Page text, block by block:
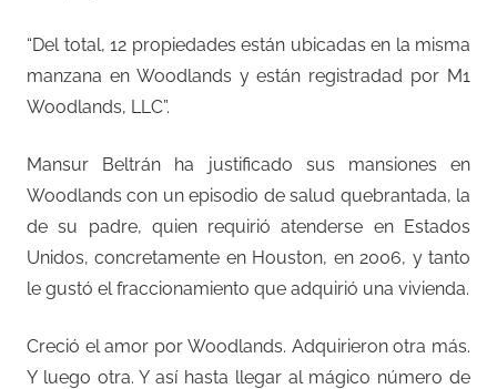
“Del total, 12 propiedades están ubicadas en la misma
manzana en Woodlands y están registradad por M1
Woodlands, LLC”.
Mansur Beltrán ha justificado sus mansiones en
Woodlands con un episodio de salud quebrantada, la
de su padre, quien requirió atenderse en Estados
Unidos, concretamente en Houston, en 2006, y tanto
le gustó el fraccionamiento que adquirió una vivienda.
Creció el amor por Woodlands. Adquirieron otra más.
Y luego otra. Y así hasta llegar al mágico número de